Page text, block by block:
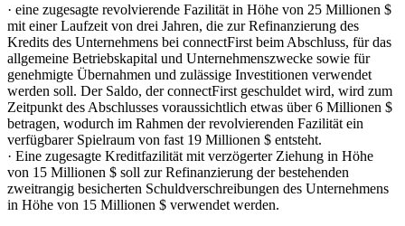
· eine zugesagte revolvierende Fazilität in Höhe von 25 Millionen $
mit einer Laufzeit von drei Jahren, die zur Refinanzierung des
Kredits des Unternehmens bei connectFirst beim Abschluss, für das
allgemeine Betriebskapital und Unternehmenszwecke sowie für
genehmigte Übernahmen und zulässige Investitionen verwendet
werden soll. Der Saldo, der connectFirst geschuldet wird, wird zum
Zeitpunkt des Abschlusses voraussichtlich etwas über 6 Millionen $
betragen, wodurch im Rahmen der revolvierenden Fazilität ein
verfügbarer Spielraum von fast 19 Millionen $ entsteht.
· Eine zugesagte Kreditfazilität mit verzögerter Ziehung in Höhe
von 15 Millionen $ soll zur Refinanzierung der bestehenden
zweitrangig besicherten Schuldverschreibungen des Unternehmens
in Höhe von 15 Millionen $ verwendet werden.